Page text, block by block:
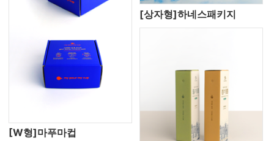
[W형]마푸마컵
[상자형]하네스패키지